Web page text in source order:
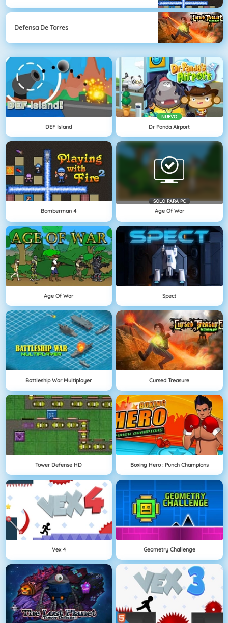
Defensa De Torres
DEF Island
NUEVO
Dr Panda Airport
Bomberman 4
SOLO PARA PC
Age Of War
Age Of War Spect
Battleship War Multiplayer Cursed Treasure
Tower Defense HD Boxing Hero : Punch Champions
Vex 4 Geometry Challenge